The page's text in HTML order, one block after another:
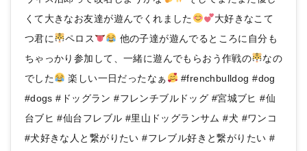
くて大きなお友達が遊んでくれました
大好きなこて
つ君に
ペロス
他の子達が遊んでるところに自分も
ちゃっかり参加して、一緒に遊んでもらおう作戦の
なの
でした
楽しい一日だったなぁ
#frenchbulldog #dog
#dogs #ドッグラン #フレンチブルドッグ #宮城ブヒ #仙
台ブヒ #仙台フレブル #里山ドッグランサム #犬 #ワンコ
#犬好きな人と繋がりたい #フレブル好きと繋がりたい #